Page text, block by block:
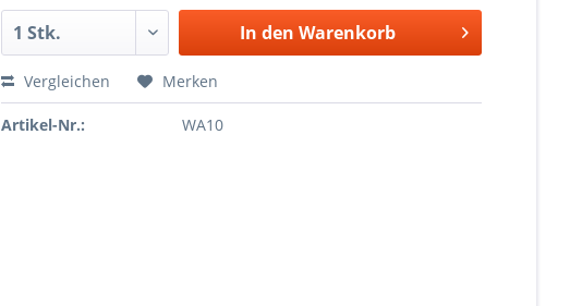
In den Warenkorb
Vergleichen Merken
Artikel-Nr.: WA10